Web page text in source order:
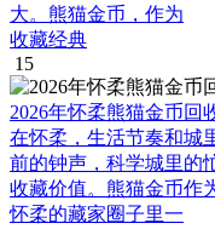
大。熊猫金币，作为
收藏经典
15
2026年怀柔熊猫金币回
在怀柔，生活节奏和城
前的钟声，科学城里
收藏价值。熊猫金币作
怀柔的藏家圈子里一